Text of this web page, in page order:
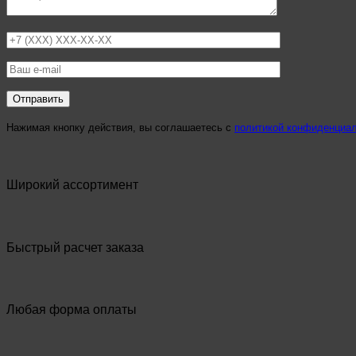
Нажимая кнопку действия, вы соглашаетесь с политикой
Широкий ассортимент
Быстрый расчет заказа
Любая форма оплаты